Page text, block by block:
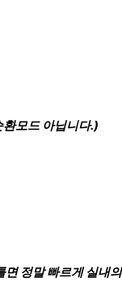
환모드 아닙니다.)
정말 빠르게 실내